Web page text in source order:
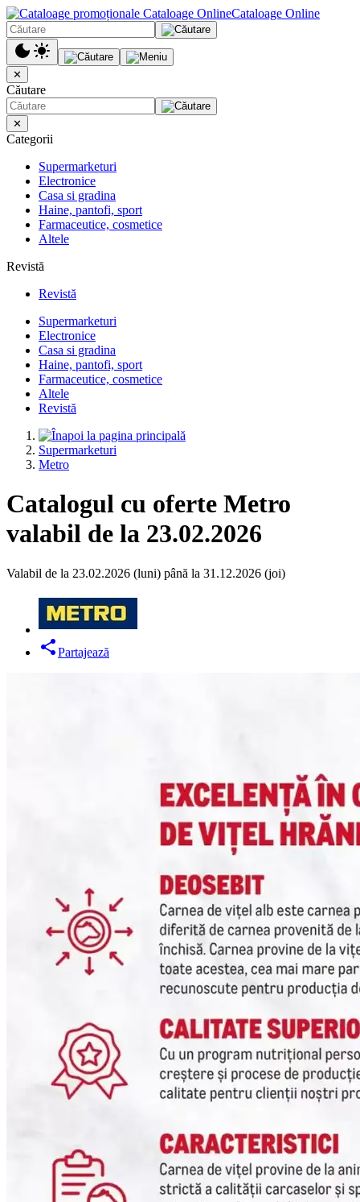
Cataloage Online
✕
Căutare
✕
Categorii
Supermarketuri
Electronice
Casa si gradina
Haine, pantofi, sport
Farmaceutice, cosmetice
Altele
Revistă
Revistă
Supermarketuri
Electronice
Casa si gradina
Haine, pantofi, sport
Farmaceutice, cosmetice
Altele
Revistă
Supermarketuri
Metro
Catalogul cu oferte Metro
valabil de la 23.02.2026
Valabil de la 23.02.2026 (luni) până la 31.12.2026 (joi)
Partajează